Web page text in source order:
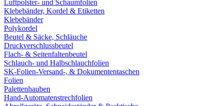
Luftpolster- und Schaumfolien
Klebebänder, Kordel & Etiketten
Klebebänder
Polykordel
Beutel & Säcke, Schläuche
Druckverschlussbeutel
Flach- & Seitenfaltenbeutel
Schlauch- und Halbschlauchfolien
SK-Folien-Versand-, & Dokumententaschen
Folien
Palettenhauben
Hand-Automatenstrechfolien